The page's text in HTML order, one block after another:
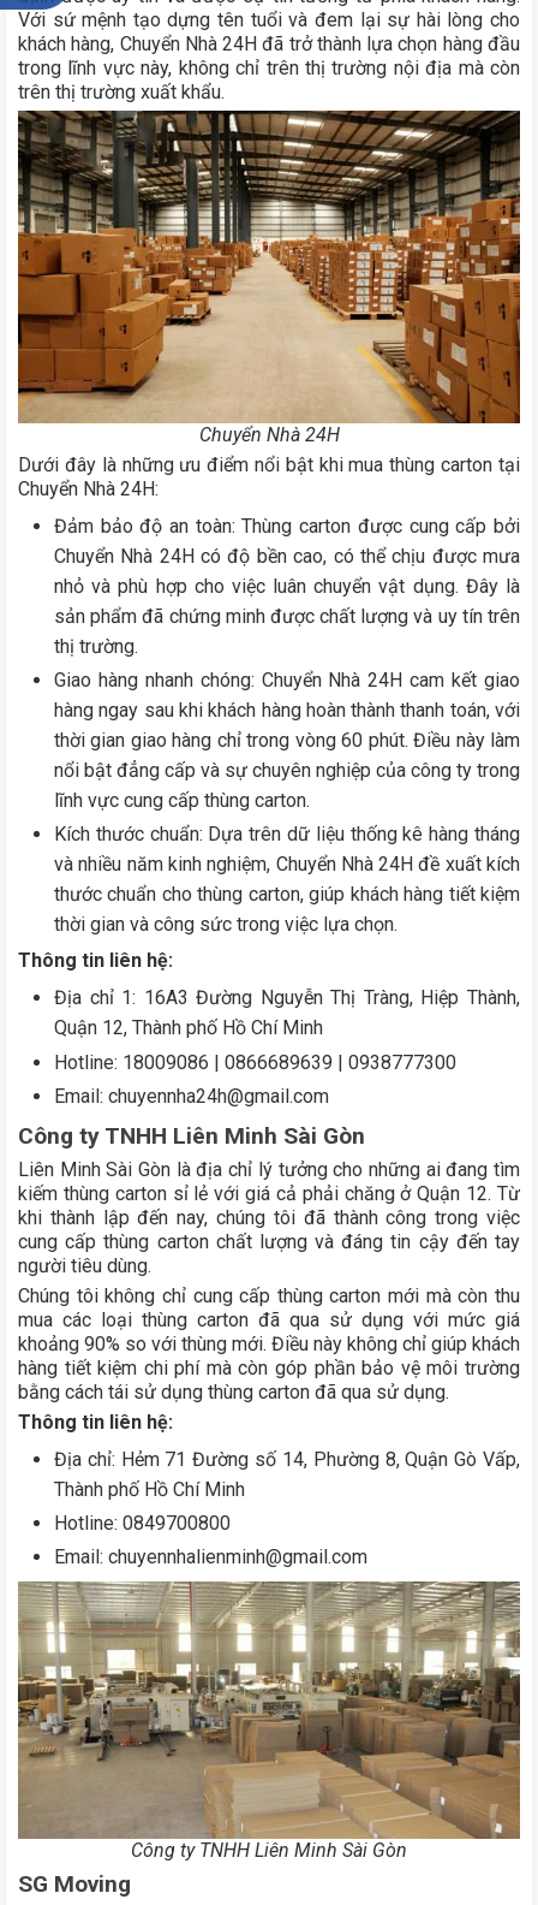
Với sứ mệnh tạo dựng tên tuổi và đem lại sự hài lòng cho
khách hàng, Chuyển Nhà 24H đã trở thành lựa chọn hàng đầu
trong lĩnh vực này, không chỉ trên thị trường nội địa mà còn
trên thị trường xuất khẩu.
Chuyển Nhà 24H
Dưới đây là những ưu điểm nổi bật khi mua thùng carton tại
Chuyển Nhà 24H:
Đảm bảo độ an toàn: Thùng carton được cung cấp bởi
Chuyển Nhà 24H có độ bền cao, có thể chịu được mưa
nhỏ và phù hợp cho việc luân chuyển vật dụng. Đây là
sản phẩm đã chứng minh được chất lượng và uy tín trên
thị trường.
Giao hàng nhanh chóng: Chuyển Nhà 24H cam kết giao
hàng ngay sau khi khách hàng hoàn thành thanh toán, với
thời gian giao hàng chỉ trong vòng 60 phút. Điều này làm
nổi bật đẳng cấp và sự chuyên nghiệp của công ty trong
lĩnh vực cung cấp thùng carton.
Kích thước chuẩn: Dựa trên dữ liệu thống kê hàng tháng
và nhiều năm kinh nghiệm, Chuyển Nhà 24H đề xuất kích
thước chuẩn cho thùng carton, giúp khách hàng tiết kiệm
thời gian và công sức trong việc lựa chọn.
Thông tin liên hệ:
Địa chỉ 1: 16A3 Đường Nguyễn Thị Tràng, Hiệp Thành,
Quận 12, Thành phố Hồ Chí Minh
Hotline: 18009086 | 0866689639 | 0938777300
Email: chuyennha24h@gmail.com
Công ty TNHH Liên Minh Sài Gòn
Liên Minh Sài Gòn là địa chỉ lý tưởng cho những ai đang tìm
kiếm thùng carton sỉ lẻ với giá cả phải chăng ở Quận 12. Từ
khi thành lập đến nay, chúng tôi đã thành công trong việc
cung cấp thùng carton chất lượng và đáng tin cậy đến tay
người tiêu dùng.
Chúng tôi không chỉ cung cấp thùng carton mới mà còn thu
mua các loại thùng carton đã qua sử dụng với mức giá
khoảng 90% so với thùng mới. Điều này không chỉ giúp khách
hàng tiết kiệm chi phí mà còn góp phần bảo vệ môi trường
bằng cách tái sử dụng thùng carton đã qua sử dụng.
Thông tin liên hệ:
Địa chỉ: Hẻm 71 Đường số 14, Phường 8, Quận Gò Vấp,
Thành phố Hồ Chí Minh
Hotline: 0849700800
Email: chuyennhalienminh@gmail.com
Công ty TNHH Liên Minh Sài Gòn
SG Moving